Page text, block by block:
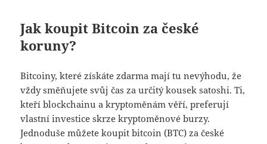
Jak koupit Bitcoin za české
koruny?
Bitcoiny, které získáte zdarma mají tu nevýhodu, že
vždy směňujete svůj čas za určitý kousek satoshi. Ti,
kteří blockchainu a kryptoměnám věří, preferují
vlastní investice skrze kryptoměnové burzy.
Jednoduše můžete koupit bitcoin (BTC) za české